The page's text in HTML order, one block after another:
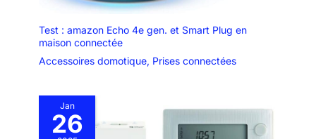
Test : amazon Echo 4e gen. et Smart Plug en
maison connectée
Accessoires domotique, Prises connectées
Jan
26